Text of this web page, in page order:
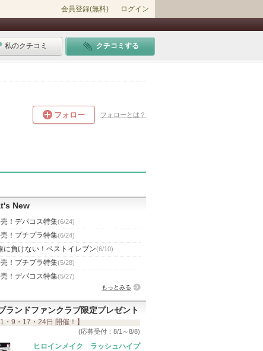
会員登録(無料) ログイン
私のクチコミ クチコミする
フォロー フォローとは？
New
！デパコス特集(6/24)
！プチプラ特集(6/24)
に負けない！ベストイレブン(6/10)
！プチプラ特集(5/28)
！デパコス特集(5/27)
もっとみる
ランドファンクラブ限定プレゼント
1・9・17・24日 開催！】
(応募受付：8/1～8/8)
ヒロインメイク ラッシュハイプ